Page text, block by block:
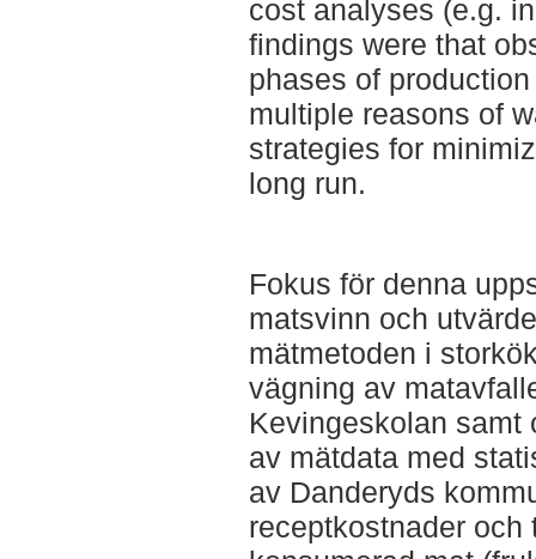
cost analyses (e.g.
findings were that
phases of
multiple reasons of
strategies for
long run.
Fokus för denna
matsvinn och
mätmetoden i
vägning av
Kevingeskolan samt
av mätdata med
av Danderyds
receptkostnader och